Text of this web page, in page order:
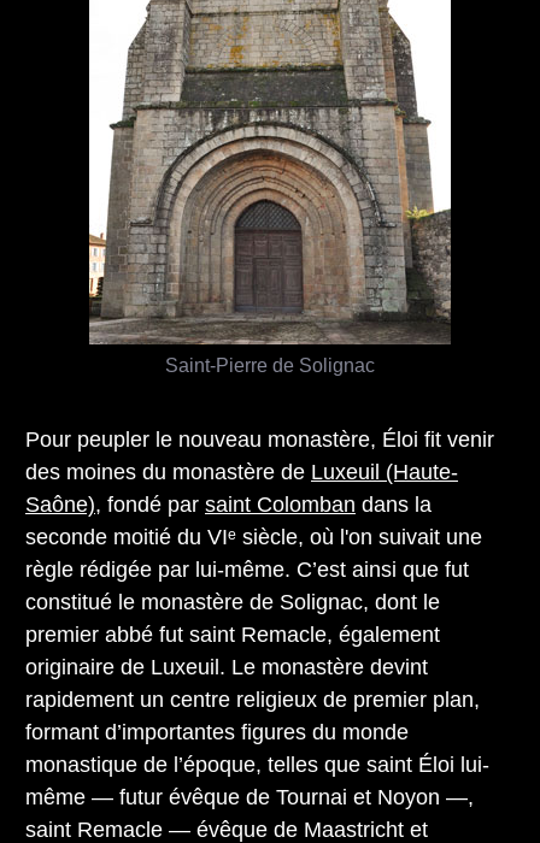
Saint-Pierre de Solignac
Pour peupler le nouveau monastère, Éloi fit venir
des moines du monastère de Luxeuil (Haute-
Saône), fondé par saint Colomban dans la
seconde moitié du VIᵉ siècle, où l'on suivait une
règle rédigée par lui-même. C’est ainsi que fut
constitué le monastère de Solignac, dont le
premier abbé fut saint Remacle, également
originaire de Luxeuil. Le monastère devint
rapidement un centre religieux de premier plan,
formant d’importantes figures du monde
monastique de l’époque, telles que saint Éloi lui-
même — futur évêque de Tournai et Noyon —,
saint Remacle — évêque de Maastricht et